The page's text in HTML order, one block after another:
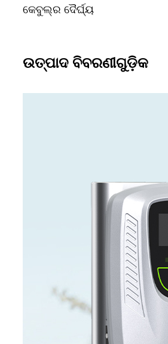
କେବୁଲ୍‌ର ଦୈର୍ଘ୍ୟ
ଉତ୍ପାଦ ବିବରଣୀଗୁଡ଼ିକ